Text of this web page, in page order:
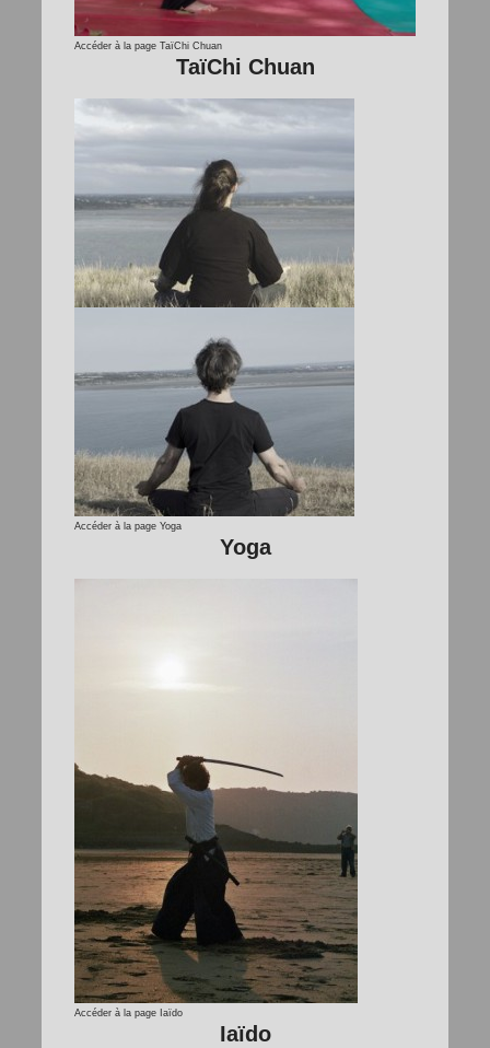
Accéder à la page TaïChi Chuan
TaïChi Chuan
Accéder à la page Yoga
Yoga
Accéder à la page Iaïdo
Iaïdo